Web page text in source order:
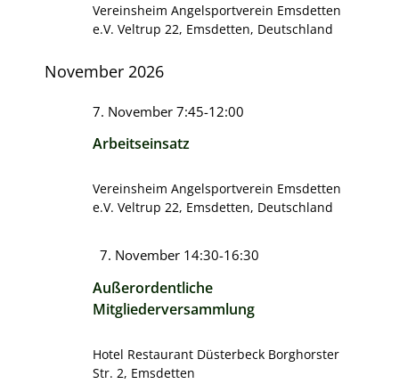
Vereinsheim Angelsportverein Emsdetten
e.V. Veltrup 22, Emsdetten, Deutschland
November 2026
Arbeitseinsatz
7. November 7:45-12:00
Vereinsheim Angelsportverein Emsdetten
e.V. Veltrup 22, Emsdetten, Deutschland
Außerordentliche
Mitgliederversammlung
Hervorgehoben
7. November 14:30-16:30
Hotel Restaurant Düsterbeck Borghorster
Str. 2, Emsdetten